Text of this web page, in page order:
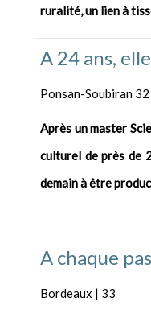
ruralité, un lien à
A 24 ans,
Ponsan-Soubiran 32
Après un master
culturel de près de
demain à être
A chaque
Bordeaux | 33